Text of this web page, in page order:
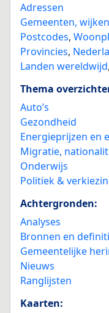
Adressen
Gemeenten,
Postcodes,
Provincies,
Landen wereldwijd,
Thema
Auto’s
Gezondheid
Energieprijzen en
Migratie,
Onderwijs
Politiek &
Achtergronden:
Analyses
Bronnen en
Gemeentelijke
Nieuws
Ranglijsten
Kaarten: